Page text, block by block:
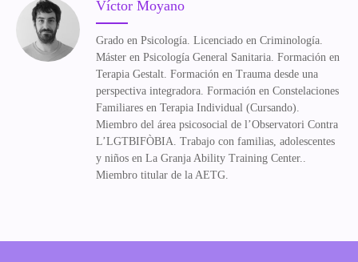
Víctor Moyano
Grado en Psicología. Licenciado en Criminología.
Máster en Psicología General Sanitaria. Formación en
Terapia Gestalt. Formación en Trauma desde una
perspectiva integradora. Formación en Constelaciones
Familiares en Terapia Individual (Cursando).
Miembro del área psicosocial de l’Observatori Contra
L’LGTBIFÒBIA. Trabajo con familias, adolescentes
y niños en La Granja Ability Training Center..
Miembro titular de la AETG.